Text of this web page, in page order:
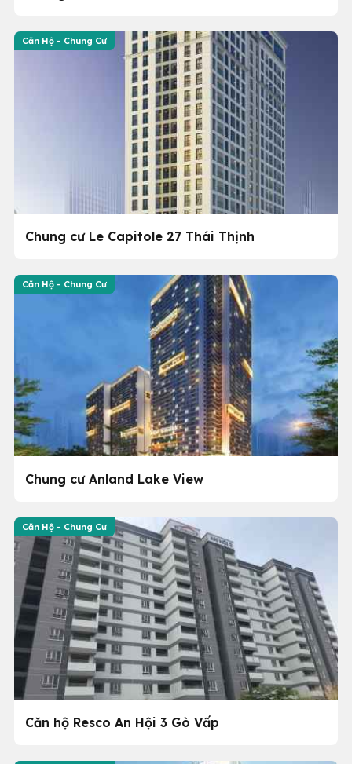
Căn Hộ - Chung Cư
Chung cư Le Capitole 27 Thái Thịnh
Căn Hộ - Chung Cư
Chung cư Anland Lake View
Căn Hộ - Chung Cư
Căn hộ Resco An Hội 3 Gò Vấp